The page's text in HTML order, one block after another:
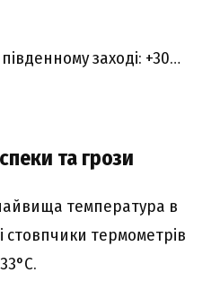
заході: +30…
та грози
температура в
стовпчики термометрів